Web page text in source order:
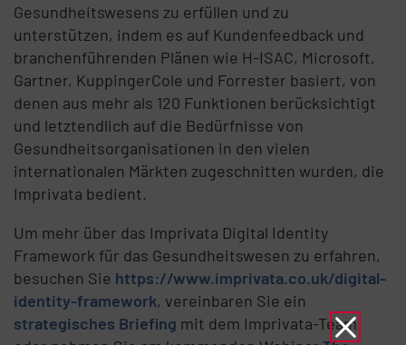
Gesundheitswesens zu erfüllen und zu
unterstützen, indem es auf Kundenfeedback und
branchenführenden Plänen wie H-ISAC, Microsoft,
Gartner, KuppingerCole und Forrester basiert, von
denen aus mehr als 120 Funktionen berücksichtigt
und letztendlich auf die Bedürfnisse von
Gesundheitsorganisationen in den vielen
internationalen Märkten zugeschnitten wurden, die
Imprivata bedient.
Um mehr über das Imprivata Digital Identity
Framework für das Gesundheitswesen zu erfahren,
besuchen Sie https://www.imprivata.co.uk/digital-
identity-framework, vereinbaren Sie ein
strategisches Briefing mit dem Imprivata-Team